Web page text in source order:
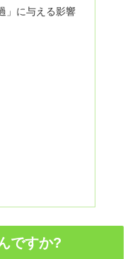
」に与える影響
ですか?